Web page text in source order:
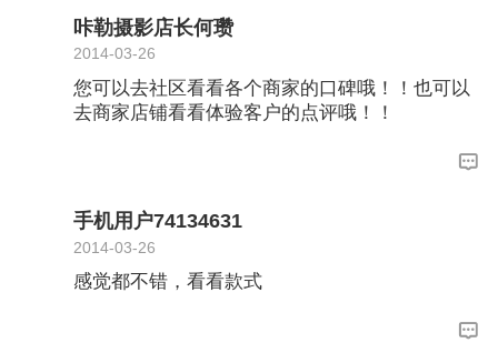
咔勒摄影店长何瓒
2014-03-26
您可以去社区看看各个商家的口碑哦！！也可以
去商家店铺看看体验客户的点评哦！！
手机用户74134631
2014-03-26
感觉都不错，看看款式